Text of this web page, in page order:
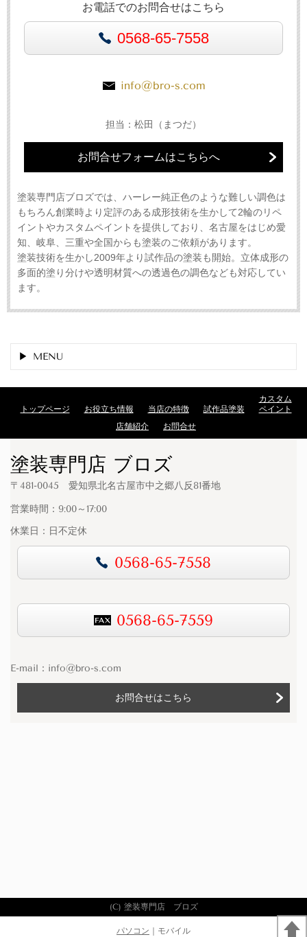
お電話でのお問合せはこちら
0568-65-7558
info@bro-s.com
担当：松田（まつだ）
お問合せフォームはこちらへ
塗装専門店ブロズでは、ハーレー純正色のような難しい調色は
もちろん創業時より定評のある成形技術を生かして2輪のリペ
イントやカスタムペイントを提供しており、名古屋をはじめ愛
知、岐阜、三重や全国からも塗装のご依頼があります。
塗装技術を生かし2009年より試作品の塗装も開始。立体成形の
多面的塗り分けや透明材質への透過色の調色なども対応してい
ます。
MENU
トップページ お役立ち情報 当店の特徴 試作品塗装
カスタム
ペイント
店舗紹介
お問合せ
塗装専門店 ブロズ
〒481-0045 愛知県北名古屋市中之郷八反81番地
営業時間：9:00～17:00
休業日：日不定休
0568-65-7558
0568-65-7559
E-mail： info@bro-s.com
お問合せはこちら
(C) 塗装専門店 ブロズ
パソコン ｜モバイル